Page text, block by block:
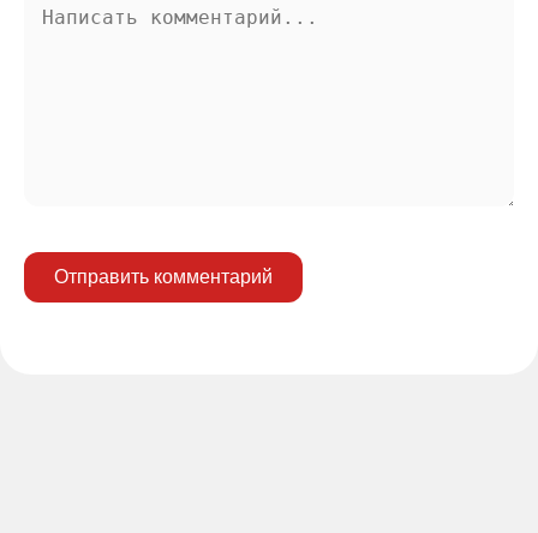
Отправить комментарий